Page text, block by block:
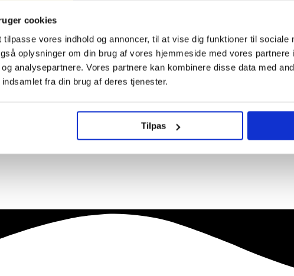
cookies
tilpasse vores indhold og annoncer, til at vise dig funktioner til sociale
oplysninger om din brug af vores hjemmeside med vores partnere
analysepartnere. Vores partnere kan kombinere disse data med
fra din brug af deres tjenester.
Tilpas